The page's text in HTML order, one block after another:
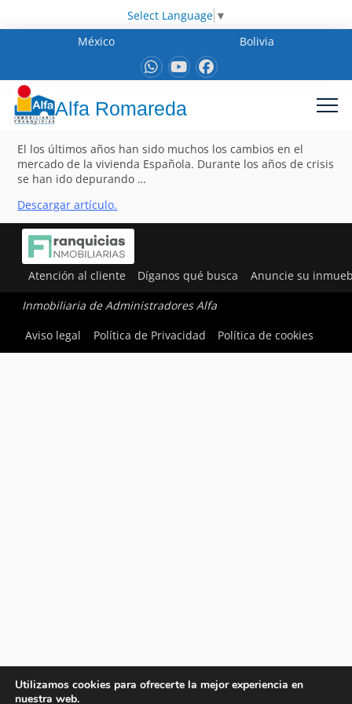
Select Language ▼
México
Bolivia
Alfa Romareda
El los últimos años han sido muchos los cambios en el
mercado de la vivienda Española. Durante los años de crisis
se han ido depurando …
Descargar artículo.
Atención al cliente Díganos qué busca Anuncie su
Inmobiliaria de Administradores Alfa
Aviso legal
Política de Privacidad Política de cookies
Utilizamos cookies para ofrecerte la mejor experiencia en
nuestra web.